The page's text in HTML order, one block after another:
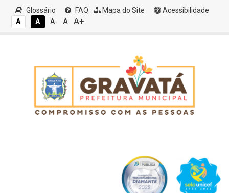
Glossário FAQ Mapa do Site
Acessibilidade
A
A A- A A+